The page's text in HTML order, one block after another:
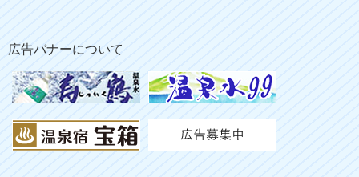
広告バナーについて